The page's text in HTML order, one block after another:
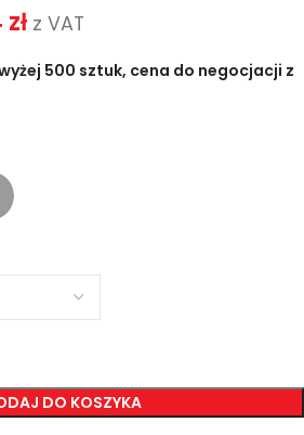
zł z VAT
500 sztuk, cena do negocjacji z
DO KOSZYKA